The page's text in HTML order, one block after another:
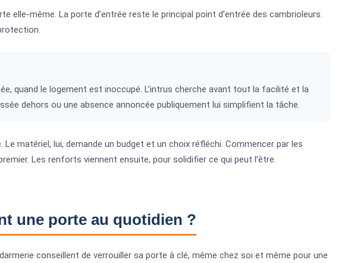
elle-même. La porte d’entrée reste le principal point d’entrée des cambrioleurs.
quand le logement est inoccupé. L’intrus cherche avant tout la facilité et la
dehors ou une absence annoncée publiquement lui simplifient la tâche.
matériel, lui, demande un budget et un choix réfléchi. Commencer par les
Les renforts viennent ensuite, pour solidifier ce qui peut l’être.
une porte au quotidien ?
conseillent de verrouiller sa porte à clé, même chez soi et même pour une